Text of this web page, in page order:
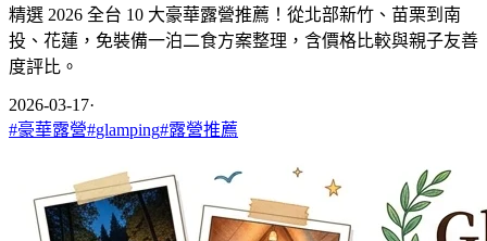
精選 2026 全台 10 大豪華露營推薦！從北部新竹、苗栗到南
投、花蓮，免裝備一泊二食方案整理，含價格比較與親子友善
度評比。
2026-03-17·
#豪華露營#glamping#露營推薦